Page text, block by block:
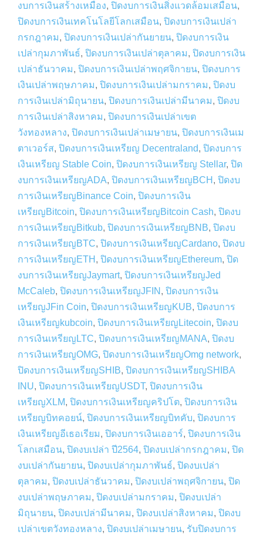
งบการเงินสร้างเหมือง, ปิดงบการเงินสิ่งแวดล้อมเสมือน,
ปิดงบการเงินเทคโนโลยีโลกเสมือน, ปิดงบการเงินเปล่า
กรกฎาคม, ปิดงบการเงินเปล่ากันยายน, ปิดงบการเงิน
เปล่ากุมภาพันธ์, ปิดงบการเงินเปล่าตุลาคม, ปิดงบการเงิน
เปล่าธันวาคม, ปิดงบการเงินเปล่าพฤศจิกายน, ปิดงบการ
เงินเปล่าพฤษภาคม, ปิดงบการเงินเปล่ามกราคม, ปิดงบ
การเงินเปล่ามิถุนายน, ปิดงบการเงินเปล่ามีนาคม, ปิดงบ
การเงินเปล่าสิงหาคม, ปิดงบการเงินเปล่าเขต
วังทองหลาง, ปิดงบการเงินเปล่าเมษายน, ปิดงบการเงินเม
ตาเวอร์ส, ปิดงบการเงินเหรียญ Decentraland, ปิดงบการ
เงินเหรียญ Stable Coin, ปิดงบการเงินเหรียญ Stellar, ปิด
งบการเงินเหรียญADA, ปิดงบการเงินเหรียญBCH , ปิดงบ
การเงินเหรียญBinance Coin, ปิดงบการเงิน
เหรียญBitcoin, ปิดงบการเงินเหรียญBitcoin Cash, ปิดงบ
การเงินเหรียญBitkub, ปิดงบการเงินเหรียญBNB, ปิดงบ
การเงินเหรียญBTC, ปิดงบการเงินเหรียญCardano, ปิดงบ
การเงินเหรียญETH , ปิดงบการเงินเหรียญEthereum, ปิด
งบการเงินเหรียญJaymart, ปิดงบการเงินเหรียญJed
McCaleb, ปิดงบการเงินเหรียญJFIN , ปิดงบการเงิน
เหรียญJFin Coin, ปิดงบการเงินเหรียญKUB, ปิดงบการ
เงินเหรียญkubcoin, ปิดงบการเงินเหรียญLitecoin, ปิดงบ
การเงินเหรียญLTC, ปิดงบการเงินเหรียญMANA, ปิดงบ
การเงินเหรียญOMG, ปิดงบการเงินเหรียญOmg network,
ปิดงบการเงินเหรียญSHIB, ปิดงบการเงินเหรียญSHIBA
INU, ปิดงบการเงินเหรียญUSDT, ปิดงบการเงิน
เหรียญXLM, ปิดงบการเงินเหรียญคริปโต, ปิดงบการเงิน
เหรียญบิทคอยน์, ปิดงบการเงินเหรียญบิทคับ, ปิดงบการ
เงินเหรียญอีเธอเรียม, ปิดงบการเงินเออาร์, ปิดงบการเงิน
โลกเสมือน, ปิดงบเปล่า ปี2564, ปิดงบเปล่ากรกฎาคม, ปิด
งบเปล่ากันยายน, ปิดงบเปล่ากุมภาพันธ์, ปิดงบเปล่า
ตุลาคม, ปิดงบเปล่าธันวาคม, ปิดงบเปล่าพฤศจิกายน, ปิด
งบเปล่าพฤษภาคม, ปิดงบเปล่ามกราคม, ปิดงบเปล่า
มิถุนายน, ปิดงบเปล่ามีนาคม, ปิดงบเปล่าสิงหาคม, ปิดงบ
เปล่าเขตวังทองหลาง, ปิดงบเปล่าเมษายน, รับปิดงบการ